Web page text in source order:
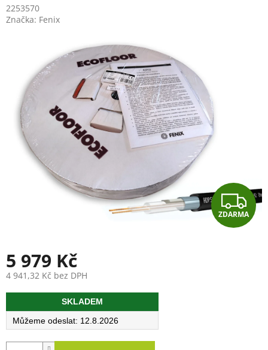
2253570
Značka: Fenix
Z
D
ZDARMA
5 979 Kč
4 941,32 Kč bez DPH
Měrná
SKLADEM
12.8.2026